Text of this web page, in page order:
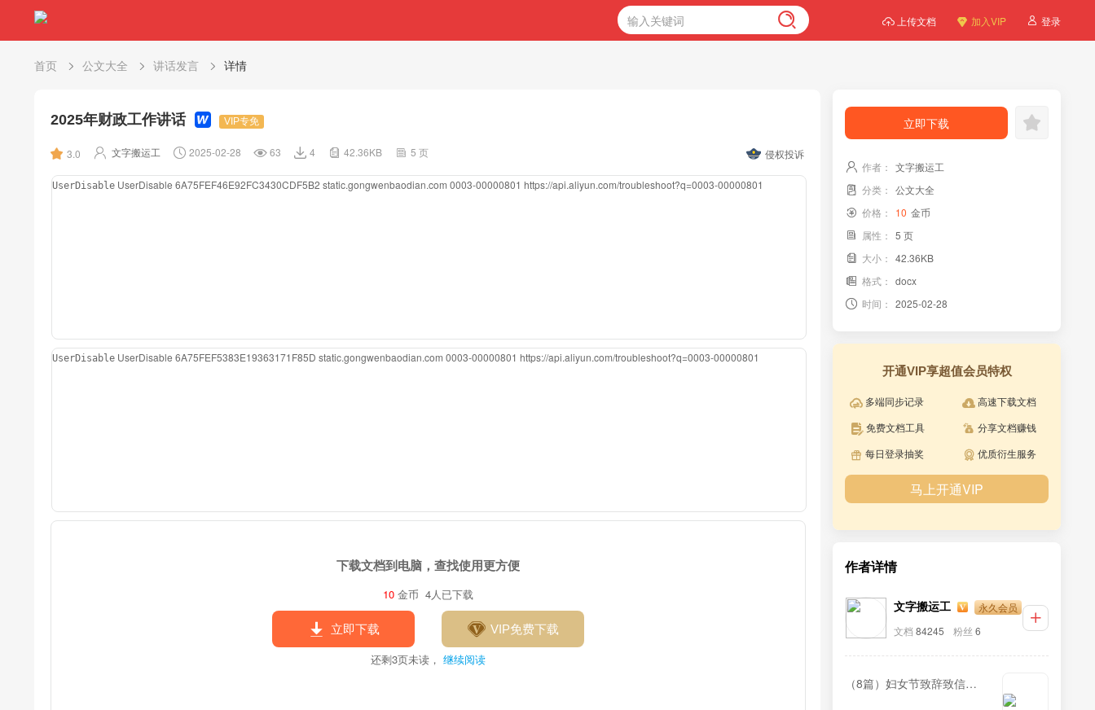
上传文档 加入VIP 登录
首页 公文大全 讲话发言 详情
2025年财政工作讲话 VIP专免
3.0 文字搬运工 2025-02-28 63 4 42.36KB 5 页 侵权投诉
UserDisable UserDisable 6A75FEF46E92FC3430CDF5B2 static.gongwenbaodian.com 0003-00000801 https://api.aliyun.com/troubleshoot?q=0003-00000801
UserDisable UserDisable 6A75FEF5383E19363171F85D static.gongwenbaodian.com 0003-00000801 https://api.aliyun.com/troubleshoot?q=0003-00000801
下载文档到电脑，查找使用更方便
10 金币 4人已下载
立即下载 VIP免费下载
还剩3页未读， 继续阅读
立即下载
作者： 文字搬运工
分类： 公文大全
价格：
10 金币
属性： 5 页
大小： 42.36KB
格式： docx
时间： 2025-02-28
开通VIP享超值会员特权
多端同步记录
高速下载文档
免费文档工具
分享文档赚钱
每日登录抽奖
优质衍生服务
马上开通VIP
作者详情
文字搬运工
永久会员
文档 84245 粉丝 6
（8篇）妇女节致辞致信汇